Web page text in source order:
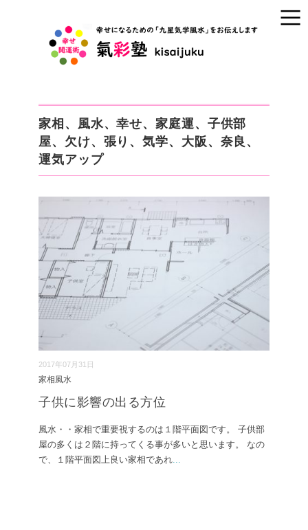
家相、風水、幸せ、家庭運、子供部
屋、欠け、張り、気学、大阪、奈良、
運気アップ
2017年07月31日
家相風水
子供に影響の出る方位
風水・・家相で重要視するのは１階平面図です。 子供部
屋の多くは２階に持ってくる事が多いと思います。 なの
で、１階平面図上良い家相であれ